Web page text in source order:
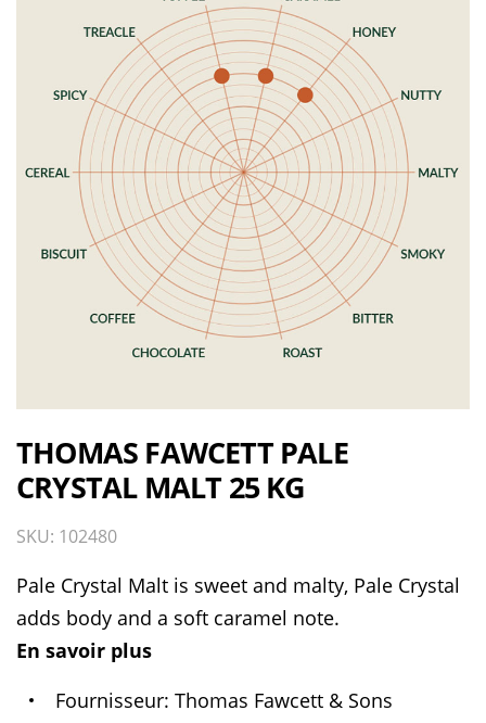
THOMAS FAWCETT PALE
CRYSTAL MALT 25 KG
SKU: 102480
Pale Crystal Malt is sweet and malty, Pale Crystal
adds body and a soft caramel note.
En savoir plus
Fournisseur Thomas Fawcett & Sons